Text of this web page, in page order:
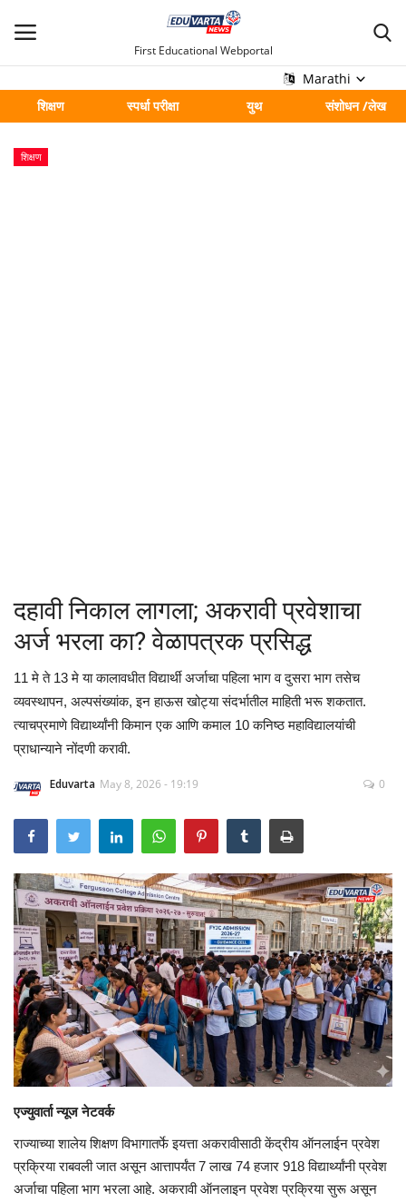
First Educational Webportal
Marathi
शिक्षण
स्पर्धा परीक्षा युथ संशोधन /लेख
मुख्य
Contact
गॅलरी
Language
Marathi
शिक्षण
दहावी निकाल लागला; अकरावी प्रवेशाचा
अर्ज भरला का? वेळापत्रक प्रसिद्ध
11 मे ते 13 मे या कालावधीत विद्यार्थी अर्जाचा पहिला भाग व दुसरा भाग तसेच
व्यवस्थापन, अल्पसंख्यांक, इन हाऊस खोट्या संदर्भातील माहिती भरू शकतात.
त्याचप्रमाणे विद्यार्थ्यांनी किमान एक आणि कमाल 10 कनिष्ठ महाविद्यालयांची
प्राधान्याने नोंदणी करावी.
Eduvarta May 8, 2026 - 19:19 0
एज्युवार्ता न्यूज नेटवर्क
राज्याच्या शालेय शिक्षण विभागातर्फे इयत्ता अकरावीसाठी केंद्रीय ऑनलाईन प्रवेश
प्रक्रिया राबवली जात असून आत्तापर्यंत 7 लाख 74 हजार 918 विद्यार्थ्यांनी प्रवेश
अर्जाचा पहिला भाग भरला आहे. अकरावी ऑनलाइन प्रवेश प्रक्रिया सुरू असून